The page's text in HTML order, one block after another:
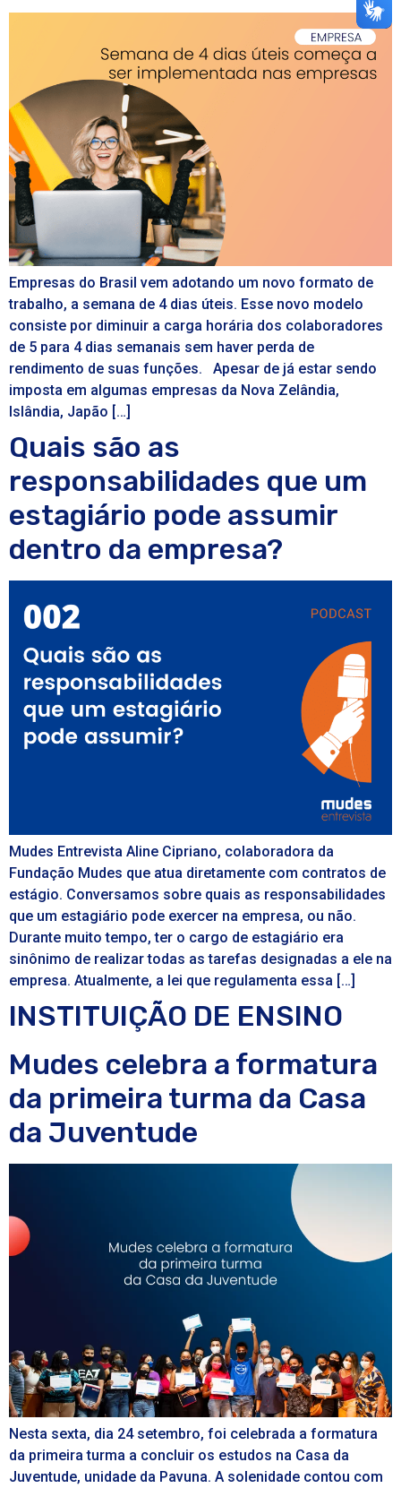
Empresas do Brasil vem adotando um novo formato de
trabalho, a semana de 4 dias úteis. Esse novo modelo
consiste por diminuir a carga horária dos colaboradores
de 5 para 4 dias semanais sem haver perda de
rendimento de suas funções. Apesar de já estar sendo
imposta em algumas empresas da Nova Zelândia,
Islândia, Japão […]
Quais são as
responsabilidades que um
estagiário pode assumir
dentro da empresa?
Mudes Entrevista Aline Cipriano, colaboradora da
Fundação Mudes que atua diretamente com contratos de
estágio. Conversamos sobre quais as responsabilidades
que um estagiário pode exercer na empresa, ou não.
Durante muito tempo, ter o cargo de estagiário era
sinônimo de realizar todas as tarefas designadas a ele na
empresa. Atualmente, a lei que regulamenta essa […]
INSTITUIÇÃO DE ENSINO
Mudes celebra a formatura
da primeira turma da Casa
da Juventude
Nesta sexta, dia 24 setembro, foi celebrada a formatura
da primeira turma a concluir os estudos na Casa da
Juventude, unidade da Pavuna. A solenidade contou com